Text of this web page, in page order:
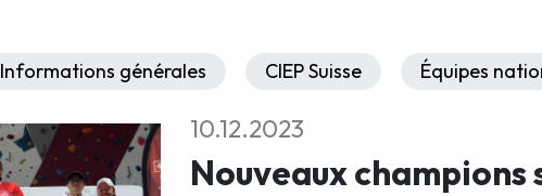
Informations générales CIEP Suisse Équipes
10.12.2023
Nouveaux champions